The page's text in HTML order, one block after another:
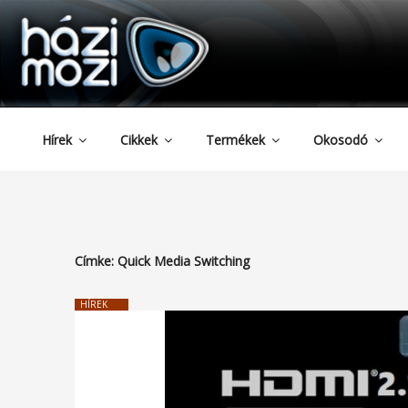
Tartalomhoz
HAZIMOZI
Hírek Cikkek Termékek Okosodó
Címke: Quick Media Switching
HÍREK